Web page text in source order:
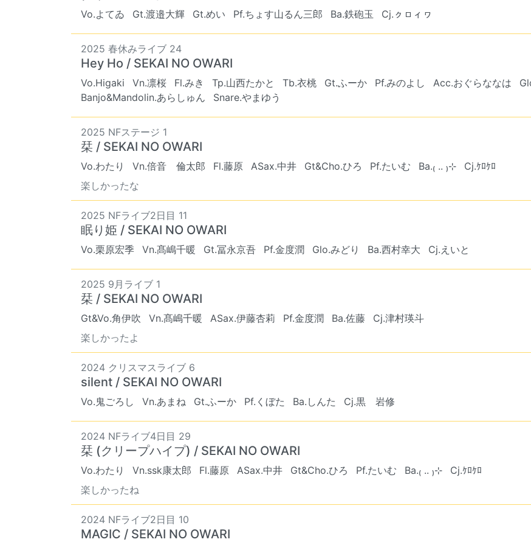
Vo.よてゐ Gt.渡邉大輝 Gt.めい Pf.ちょす山るん三郎 Ba.鉄砲玉 Cj.ㇰㇿィヮ
2025 春休みライブ 24
Hey Ho / SEKAI NO OWARI
Vo.Higaki Vn.凛桜 Fl.みき Tp.山西たかと Tb.衣桃 Gt.ふーか Pf.みのよし Acc.おぐらななは
Banjo&Mandolin.あらしゅん
Snare.やまゆう
2025 NFステージ 1
栞 / SEKAI NO OWARI
Vo.わたり Vn.倍音 倫太郎 Fl.藤原 ASax.中井 Gt&Cho.ひろ Pf.たいむ Ba.₍ .. ₎⊹
Cj.ｹﾛｹﾛ
楽しかったな
2025 NFライブ2日目 11
眠り姫 / SEKAI NO OWARI
Vo.栗原宏季 Vn.髙嶋千暖 Gt.冨永京吾 Pf.金度潤 Glo.みどり Ba.西村幸大 Cj.えいと
2025 9月ライブ 1
栞 / SEKAI NO OWARI
Gt&Vo.角伊吹 Vn.髙嶋千暖 ASax.伊藤杏莉 Pf.金度潤 Ba.佐藤
Cj.津村瑛斗
楽しかったよ
2024 クリスマスライブ 6
silent / SEKAI NO OWARI
Vo.鬼ごろし Vn.あまね Gt.ふーか Pf.くぼた Ba.しんた Cj.黒 岩修
2024 NFライブ4日目 29
栞 (クリープハイプ) / SEKAI NO OWARI
Vo.わたり Vn.ssk康太郎 Fl.藤原 ASax.中井 Gt&Cho.ひろ Pf.たいむ Ba.₍ .. ₎⊹
Cj.ｹﾛｹﾛ
楽しかったね
2024 NFライブ2日目 10
MAGIC / SEKAI NO OWARI